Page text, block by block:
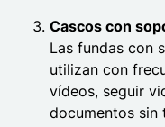
Cascos con
Las fundas con
utilizan con
vídeos, seguir
documentos sin